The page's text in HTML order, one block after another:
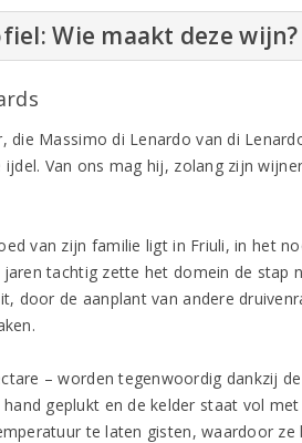
Wie maakt deze wijn?
die Massimo di Lenardo van di
Van ons mag hij, zolang zijn
van zijn familie ligt in Friuli, in het
tachtig zette het domein de stap
door de aanplant van andere
– worden tegenwoordig dankzij
hand geplukt en de kelder staat vol
te laten gisten, waardoor